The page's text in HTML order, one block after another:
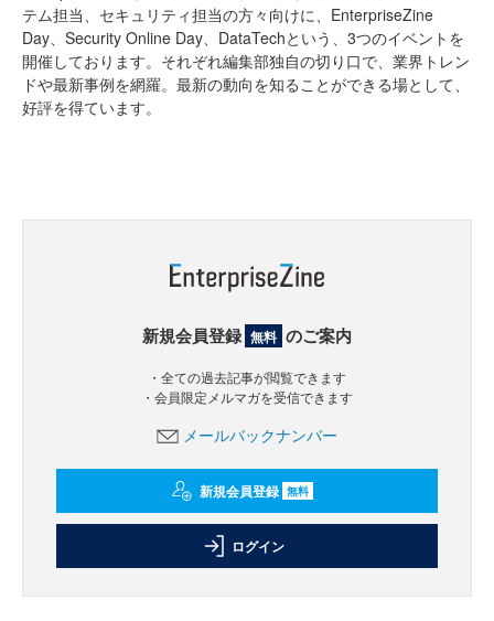
テム担当、セキュリティ担当の方々向けに、EnterpriseZine
Day、Security Online Day、DataTechという、3つのイベントを
開催しております。それぞれ編集部独自の切り口で、業界トレン
ドや最新事例を網羅。最新の動向を知ることができる場として、
好評を得ています。
新規会員登録 無料 のご案内
・全ての過去記事が閲覧できます
・会員限定メルマガを受信できます
メールバックナンバー
新規会員登録 無料
ログイン